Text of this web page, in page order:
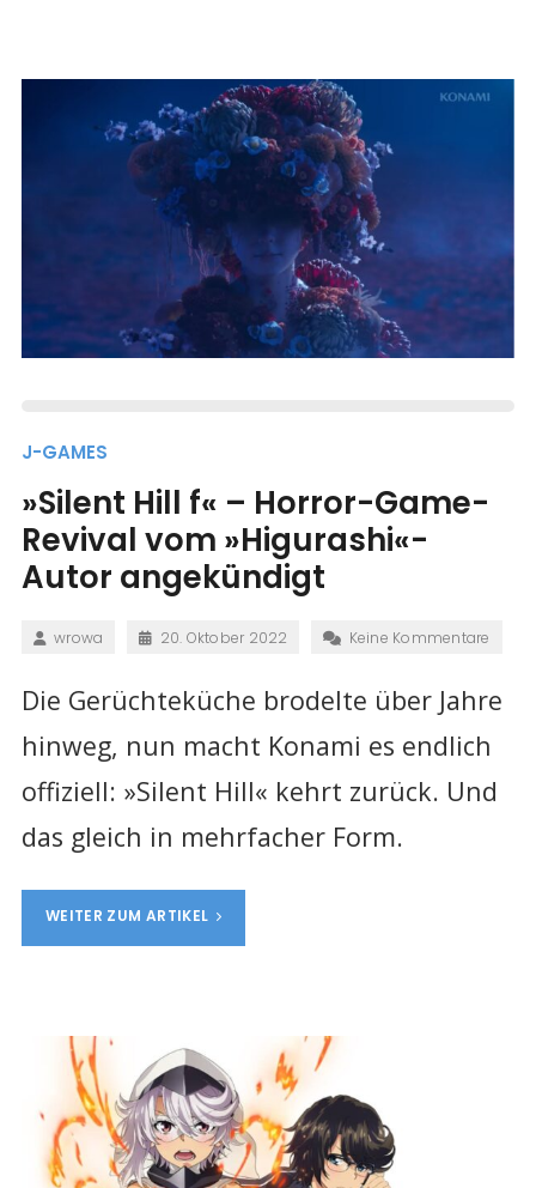
J-GAMES
»Silent Hill f« – Horror-Game-
Revival vom »Higurashi«-
Autor angekündigt
wrowa 20. Oktober 2022 Keine Kommentare
Die Gerüchteküche brodelte über Jahre
hinweg, nun macht Konami es endlich
offiziell: »Silent Hill« kehrt zurück. Und
das gleich in mehrfacher Form.
WEITER ZUM ARTIKEL